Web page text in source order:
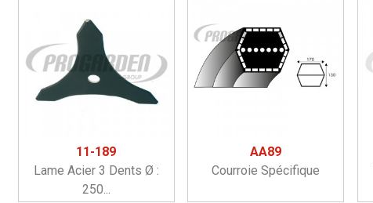
11-189
Lame Acier 3 Dents Ø :
250...
AA89
Courroie Spécifique